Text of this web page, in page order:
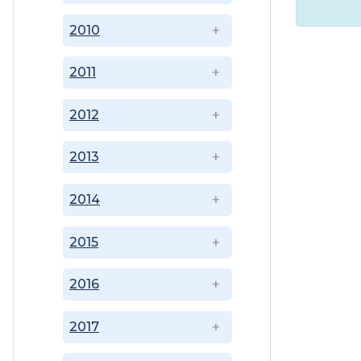
2010
2011
2012
2013
2014
2015
2016
2017